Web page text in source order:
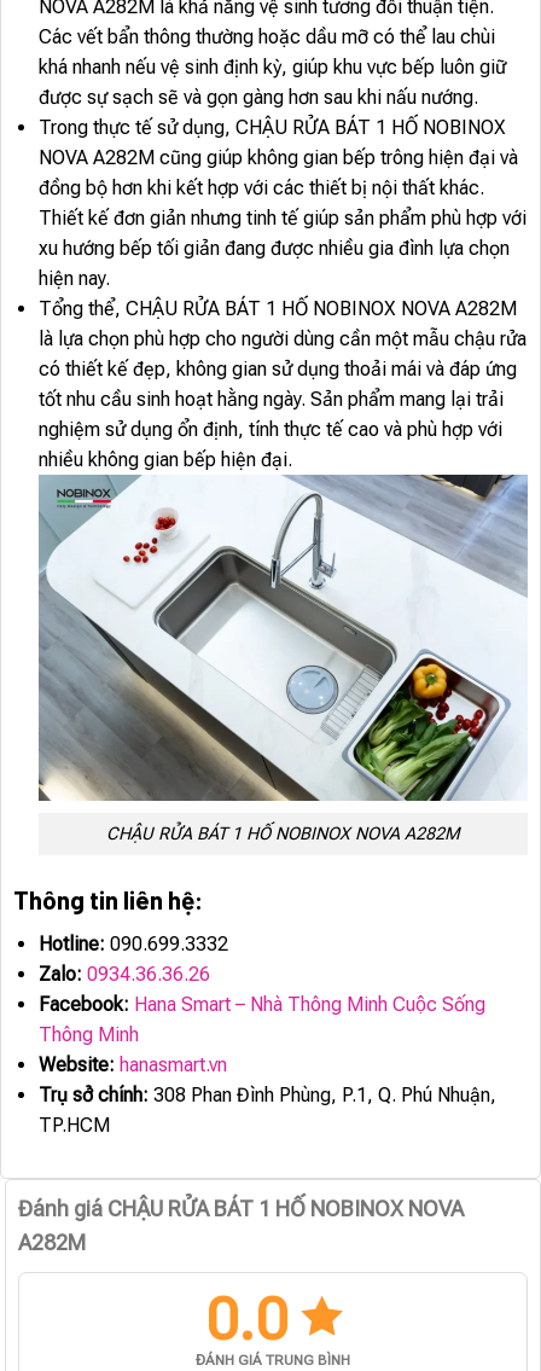
NOVA A282M là khả năng vệ sinh tương đối thuận tiện.
Các vết bẩn thông thường hoặc dầu mỡ có thể lau chùi
khá nhanh nếu vệ sinh định kỳ, giúp khu vực bếp luôn giữ
được sự sạch sẽ và gọn gàng hơn sau khi nấu nướng.
Trong thực tế sử dụng, CHẬU RỬA BÁT 1 HỐ NOBINOX
NOVA A282M cũng giúp không gian bếp trông hiện đại và
đồng bộ hơn khi kết hợp với các thiết bị nội thất khác.
Thiết kế đơn giản nhưng tinh tế giúp sản phẩm phù hợp với
xu hướng bếp tối giản đang được nhiều gia đình lựa chọn
hiện nay.
Tổng thể, CHẬU RỬA BÁT 1 HỐ NOBINOX NOVA A282M
là lựa chọn phù hợp cho người dùng cần một mẫu chậu rửa
có thiết kế đẹp, không gian sử dụng thoải mái và đáp ứng
tốt nhu cầu sinh hoạt hằng ngày. Sản phẩm mang lại trải
nghiệm sử dụng ổn định, tính thực tế cao và phù hợp với
nhiều không gian bếp hiện đại.
CHẬU RỬA BÁT 1 HỐ NOBINOX NOVA A282M
Thông tin liên hệ:
Hotline: 090.699.3332
Zalo: 0934.36.36.26
Facebook: Hana Smart – Nhà Thông Minh Cuộc Sống
Thông Minh
Website: hanasmart.vn
Trụ sở chính: 308 Phan Đình Phùng, P.1, Q. Phú Nhuận,
TP.HCM
Đánh giá CHẬU RỬA BÁT 1 HỐ NOBINOX NOVA
A282M
0.0
ĐÁNH GIÁ TRUNG BÌNH